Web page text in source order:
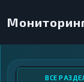
ВСЕ